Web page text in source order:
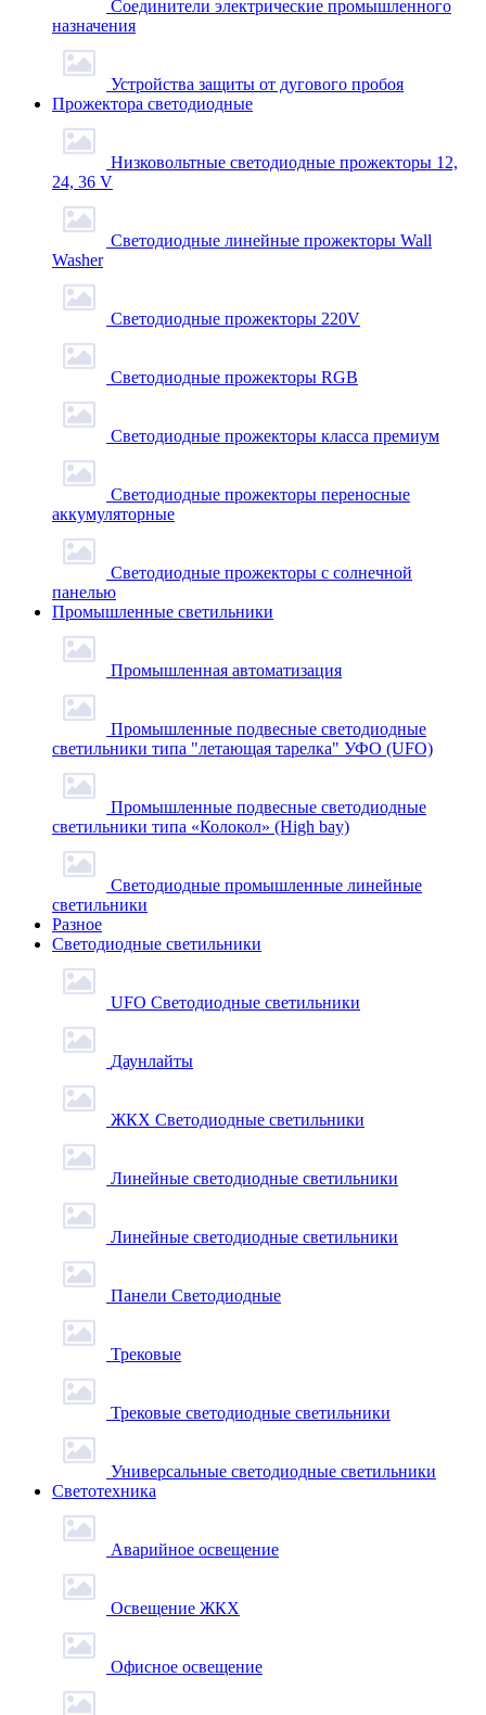
Соединители электрические промышленного
назначения
Устройства защиты от дугового пробоя
Прожектора светодиодные
Низковольтные светодиодные прожекторы 12,
24, 36 V
Светодиодные линейные прожекторы Wall
Washer
Светодиодные прожекторы 220V
Светодиодные прожекторы RGB
Светодиодные прожекторы класса премиум
Светодиодные прожекторы переносные
аккумуляторные
Светодиодные прожекторы с солнечной
панелью
Промышленные светильники
Промышленная автоматизация
Промышленные подвесные cветодиодные
светильники типа "летающая тарелка" УФО (UFO)
Промышленные подвесные cветодиодные
светильники типа «Колокол» (High bay)
Светодиодные промышленные линейные
светильники
Разное
Светодиодные светильники
UFO Светодиодные светильники
Даунлайты
ЖКХ Светодиодные светильники
Линейные светодиодные светильники
Линейные светодиодные светильники
Панели Светодиодные
Трековые
Трековые светодиодные светильники
Универсальные светодиодные светильники
Светотехника
Аварийное освещение
Освещение ЖКХ
Офисное освещение